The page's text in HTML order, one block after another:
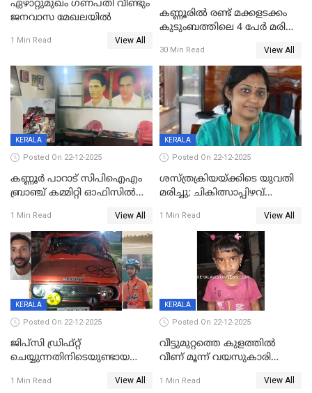
ഏഴാറ്റുമുഖം ഗണപതി വീണ്ടും
ജനവാസ മേഖലയിൽ
1 Min Read View All
കണ്ണൂരിൽ രണ്ട് മക്കളടക്കം
കുടുംബത്തിലെ 4 പേർ മരിച്ച
30 Min Read View All
KERALA
Posted On 22-12-2025
കണ്ണൂർ പാറാട് സിപിഐഎം
ബ്രാഞ്ച് കമ്മിറ്റി ഓഫിസിൽ
ചിത്രങ്ങളടക്കം കത്തിയ
നിലയിൽ
1 Min Read View All
KERALA
Posted On 22-12-2025
ശസ്ത്രക്രിയയ്‌ക്കിടെ യുവതി
മരിച്ചു; ചികിത്സാപ്പിഴവ്
സംഭവം മാവേലിക്കരയിൽ
1 Min Read View All
KERALA
Posted On 22-12-2025
ജിപ്സി ഡ്രിഫ്റ്റ്
ചെയ്യുന്നതിനിടെയുണ്ടായ
ദാരുണാന്ത്യം; ജീപ്സി
1 Min Read View All
KERALA
Posted On 22-12-2025
വീട്ടുമുറ്റത്തെ കുളത്തിൽ
വീണ് മൂന്ന് വയസുകാരി
1 Min Read View All